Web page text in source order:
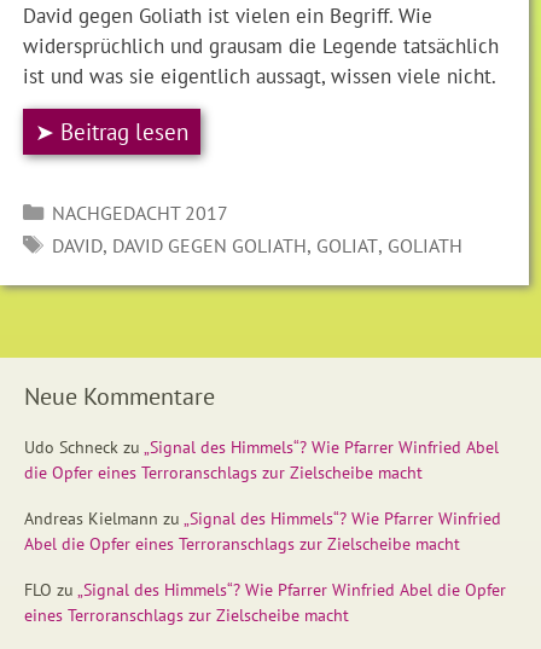
David gegen Goliath ist vielen ein Begriff. Wie
widersprüchlich und grausam die Legende tatsächlich
ist und was sie eigentlich aussagt, wissen viele nicht.
➤ Beitrag lesen
Kategorien
NACHGEDACHT 2017
SCHLAGWÖRTER
DAVID, DAVID GEGEN GOLIATH, GOLIAT, GOLIATH
Neue Kommentare
Udo Schneck zu „Signal des Himmels“? Wie Pfarrer Winfried Abel
die Opfer eines Terroranschlags zur Zielscheibe macht
Andreas Kielmann zu „Signal des Himmels“? Wie Pfarrer Winfried
Abel die Opfer eines Terroranschlags zur Zielscheibe macht
FLO zu „Signal des Himmels“? Wie Pfarrer Winfried Abel die Opfer
eines Terroranschlags zur Zielscheibe macht